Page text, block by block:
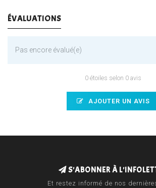
ÉVALUATIONS
Pas encore évalué(e)
0 étoiles selon 0 avis
AJOUTER UN AVIS
S'ABONNER À
Et restez informé de nos